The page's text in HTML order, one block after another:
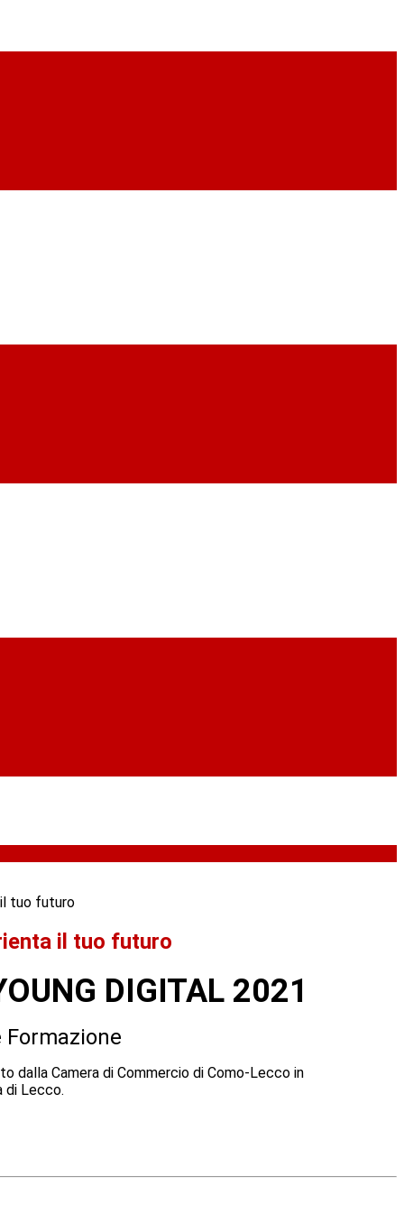
il tuo futuro
il tuo futuro
DIGITAL 2021
dalla Camera di Commercio di Como-Lecco in
di Lecco.